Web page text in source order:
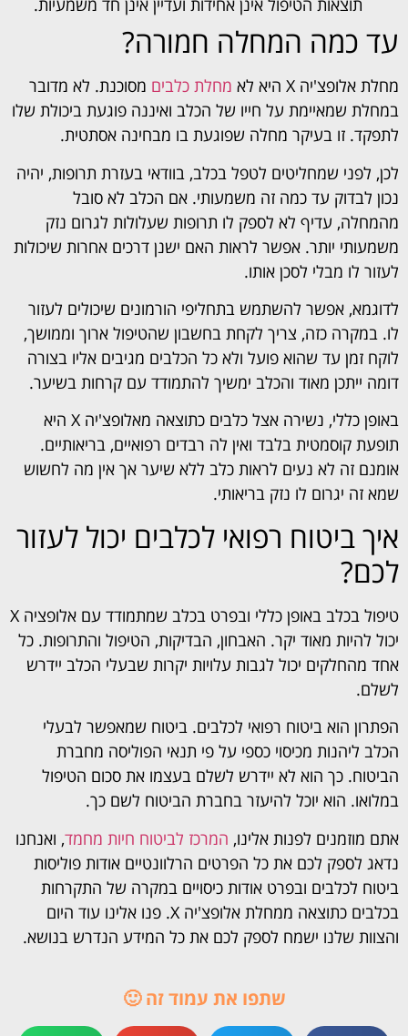
תוצאות הטיפול אינן אחידות ועדיין אינן חד משמעיות.
עד כמה המחלה חמורה?
מחלת אלופצ'יה X היא לא מחלת כלבים מסוכנת. לא מדובר
במחלת שמאיימת על חייו של הכלב ואיננה פוגעת ביכולת שלו
לתפקד. זו בעיקר מחלה שפוגעת בו מבחינה אסתטית.
לכן, לפני שמחליטים לטפל בכלב, בוודאי בעזרת תרופות, יהיה
נכון לבדוק עד כמה זה משמעותי. אם הכלב לא סובל
מהמחלה, עדיף לא לספק לו תרופות שעלולות לגרום נזק
משמעותי יותר. אפשר לראות האם ישנן דרכים אחרות שיכולות
לעזור לו מבלי לסכן אותו.
לדוגמא, אפשר להשתמש בתחליפי הורמונים שיכולים לעזור
לו. במקרה כזה, צריך לקחת בחשבון שהטיפול ארוך וממושך,
לוקח זמן עד שהוא פועל ולא כל הכלבים מגיבים אליו בצורה
דומה ייתכן מאוד והכלב ימשיך להתמודד עם קרחות בשיער.
באופן כללי, נשירה אצל כלבים כתוצאה מאלופצ'יה X היא
תופעת קוסמטית בלבד ואין לה רבדים רפואיים, בריאותיים.
אומנם זה לא נעים לראות כלב ללא שיער אך אין מה לחשוש
שמא זה יגרום לו נזק בריאותי.
איך ביטוח רפואי לכלבים יכול לעזור
לכם?
טיפול בכלב באופן כללי ובפרט בכלב שמתמודד עם אלופציה X
יכול להיות מאוד יקר. האבחון, הבדיקות, הטיפול והתרופות. כל
אחד מהחלקים יכול לגבות עלויות יקרות שבעלי הכלב יידרש
לשלם.
הפתרון הוא ביטוח רפואי לכלבים. ביטוח שמאפשר לבעלי
הכלב ליהנות מכיסוי כספי על פי תנאי הפוליסה מחברת
הביטוח. כך הוא לא יידרש לשלם בעצמו את סכום הטיפול
במלואו. הוא יוכל להיעזר בחברת הביטוח לשם כך.
אתם מוזמנים לפנות אלינו, המרכז לביטוח חיות מחמד, ואנחנו
נדאג לספק לכם את כל הפרטים הרלוונטיים אודות פוליסות
ביטוח לכלבים ובפרט אודות כיסויים במקרה של התקרחות
בכלבים כתוצאה ממחלת אלופצ'יה X. פנו אלינו עוד היום
והצוות שלנו ישמח לספק לכם את כל המידע הנדרש בנושא.
שתפו את עמוד זה 🙂